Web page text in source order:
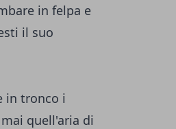
in felpa e
il suo
in tronco i
quell'aria di